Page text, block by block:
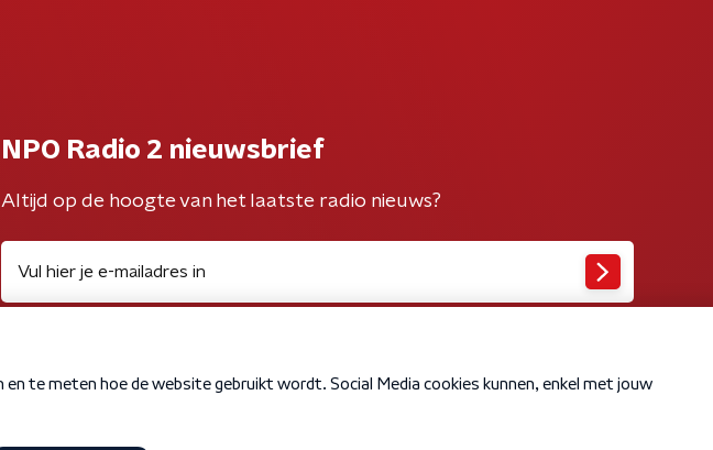
NPO Radio 2 nieuwsbrief
Altijd op de hoogte van het laatste radio nieuws?